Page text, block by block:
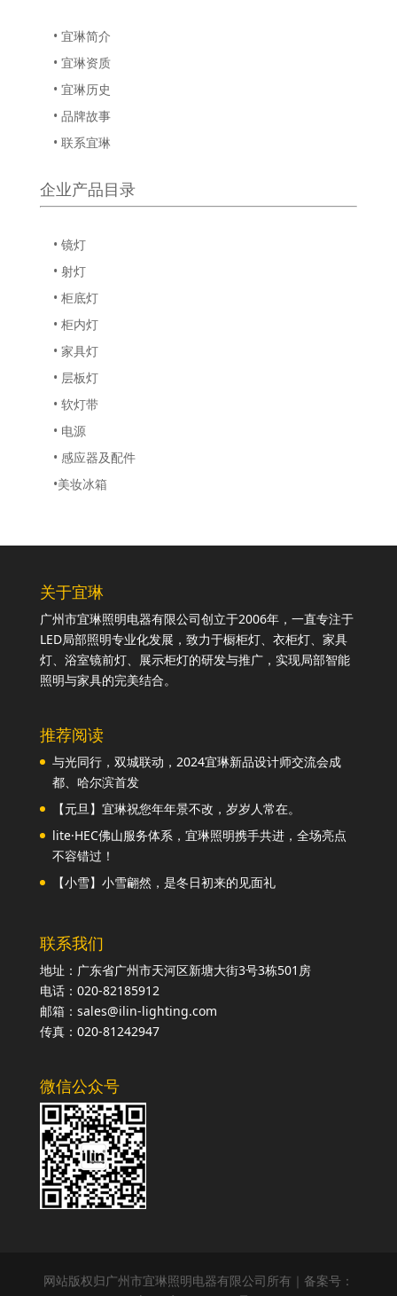
• 宜琳简介
• 宜琳资质
• 宜琳历史
• 品牌故事
• 联系宜琳
企业产品目录
• 镜灯
• 射灯
• 柜底灯
• 柜内灯
• 家具灯
• 层板灯
• 软灯带
• 电源
• 感应器及配件
•美妆冰箱
关于宜琳
广州市宜琳照明电器有限公司创立于2006年，一直专注于
LED局部照明专业化发展，致力于橱柜灯、衣柜灯、家具
灯、浴室镜前灯、展示柜灯的研发与推广，实现局部智能
照明与家具的完美结合。
推荐阅读
与光同行，双城联动，2024宜琳新品设计师交流会成
都、哈尔滨首发
【元旦】宜琳祝您年年景不改，岁岁人常在。
lite·HEC佛山服务体系，宜琳照明携手共进，全场亮点
不容错过！
【小雪】小雪翩然，是冬日初来的见面礼
联系我们
地址：广东省广州市天河区新塘大街3号3栋501房
电话：020-82185912
邮箱：sales@ilin-lighting.com
传真：020-81242947
微信公众号
网站版权归广州市宜琳照明电器有限公司所有｜备案号：